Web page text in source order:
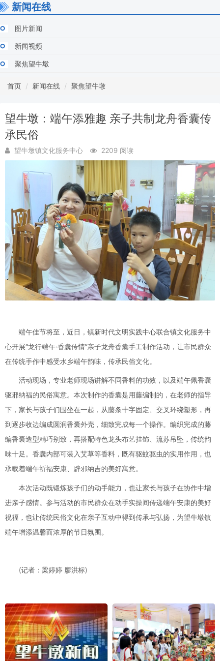
新闻在线
图片新闻
新闻视频
聚焦望牛墩
首页 新闻在线 聚焦望牛墩
望牛墩：端午添雅趣 亲子共制龙舟香囊传
承民俗
望牛墩镇文化服务中心 2209 阅读
端午佳节将至，近日，镇新时代文明实践中心联合镇文化服务中
心开展“龙行端午·香囊传情”亲子龙舟香囊手工制作活动，让市民群众
在传统手作中感受水乡端午韵味，传承民俗文化。
活动现场，专业老师现场讲解不同香料的功效，以及端午佩香囊
驱邪纳福的民俗寓意。本次制作的香囊是用藤编制的，在老师的指导
下，家长与孩子们围坐在一起，从藤条十字固定、交叉环绕塑形，再
到逐步收边编成圆润香囊外壳，细致完成每一个操作。编织完成的藤
编香囊造型精巧别致，再搭配特色龙头布艺挂饰、流苏吊坠，传统韵
味十足。香囊内部可装入艾草等香料，既有驱蚊驱虫的实用作用，也
承载着端午祈福安康、辟邪纳吉的美好寓意。
本次活动既锻炼孩子们的动手能力，也让家长与孩子在协作中增
进亲子感情。参与活动的市民群众在动手实操间传递端午安康的美好
祝福，也让传统民俗文化在亲子互动中得到传承与弘扬，为望牛墩镇
端午增添温馨而浓厚的节日氛围。
(记者：梁婷婷 廖洪标)